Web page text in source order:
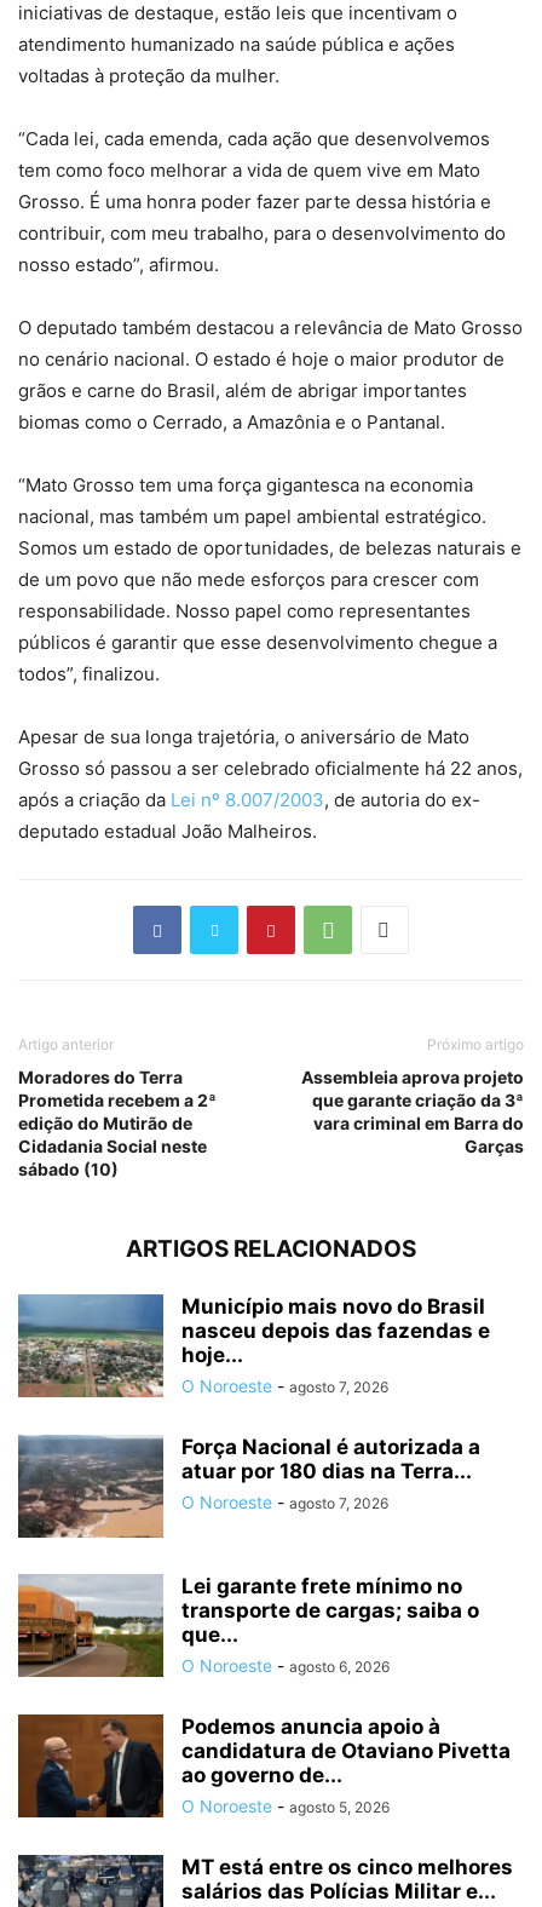
iniciativas de destaque, estão leis que incentivam o
atendimento humanizado na saúde pública e ações
voltadas à proteção da mulher.
“Cada lei, cada emenda, cada ação que desenvolvemos
tem como foco melhorar a vida de quem vive em Mato
Grosso. É uma honra poder fazer parte dessa história e
contribuir, com meu trabalho, para o desenvolvimento do
nosso estado”, afirmou.
O deputado também destacou a relevância de Mato Grosso
no cenário nacional. O estado é hoje o maior produtor de
grãos e carne do Brasil, além de abrigar importantes
biomas como o Cerrado, a Amazônia e o Pantanal.
“Mato Grosso tem uma força gigantesca na economia
nacional, mas também um papel ambiental estratégico.
Somos um estado de oportunidades, de belezas naturais e
de um povo que não mede esforços para crescer com
responsabilidade. Nosso papel como representantes
públicos é garantir que esse desenvolvimento chegue a
todos”, finalizou.
Apesar de sua longa trajetória, o aniversário de Mato
Grosso só passou a ser celebrado oficialmente há 22 anos,
após a criação da Lei nº 8.007/2003, de autoria do ex-
deputado estadual João Malheiros.
Artigo anterior
Moradores do Terra
Prometida recebem a 2ª
edição do Mutirão de
Cidadania Social neste
sábado (10)
Próximo artigo
Assembleia aprova projeto
que garante criação da 3ª
vara criminal em Barra do
Garças
ARTIGOS RELACIONADOS
Município mais novo do Brasil
nasceu depois das fazendas e
hoje...
O Noroeste - agosto 7, 2026
Força Nacional é autorizada a
atuar por 180 dias na Terra...
O Noroeste - agosto 7, 2026
Lei garante frete mínimo no
transporte de cargas; saiba o
que...
O Noroeste - agosto 6, 2026
Podemos anuncia apoio à
candidatura de Otaviano Pivetta
ao governo de...
O Noroeste - agosto 5, 2026
MT está entre os cinco melhores
salários das Polícias Militar e...